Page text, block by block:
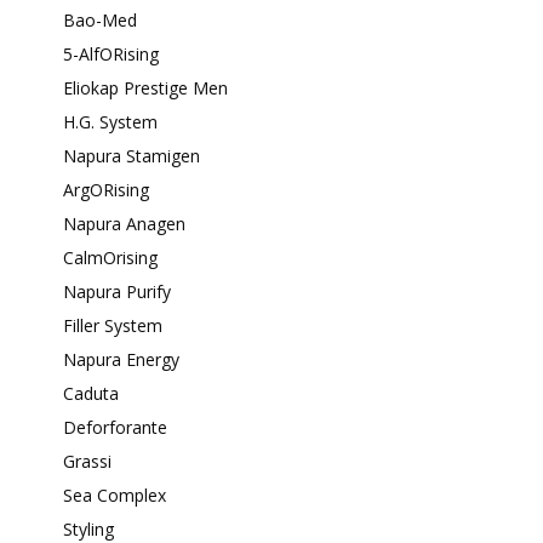
Bao-Med
5-AlfORising
Eliokap Prestige Men
H.G. System
Napura Stamigen
ArgORising
Napura Anagen
CalmOrising
Napura Purify
Filler System
Napura Energy
Caduta
Deforforante
Grassi
Sea Complex
Styling